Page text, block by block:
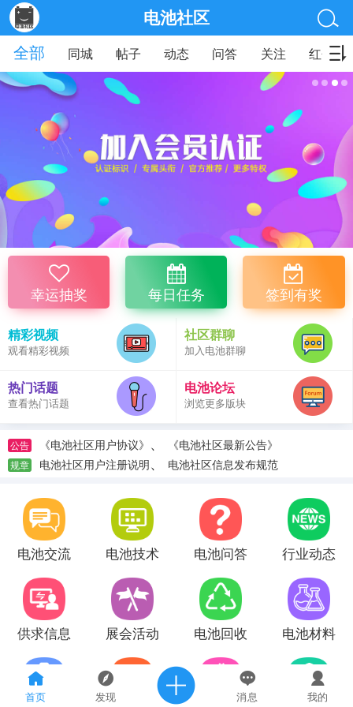
首页 发现 消息 我的
电池社区
全部
同城 帖子 动态 问答 关注 红包
幸运抽奖 每日任务 签到有奖
精彩视频
观看精彩视频
社区群聊
加入电池群聊
热门话题
查看热门话题
电池论坛
浏览更多版块
公告 《电池社区用户协议》 、 《电池社区最新公告》
规章 电池社区用户注册说明、 电池社区信息发布规范
电池交流 电池技术 电池问答 行业动态
供求信息 展会活动 电池回收 电池材料